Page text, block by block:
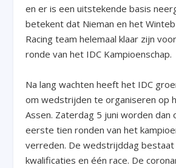
en er is een uitstekende basis
betekent dat Nieman en het Winteb
Racing team helemaal klaar zijn
ronde van het IDC Kampioenschap.
Na lang wachten heeft het IDC
om wedstrijden te organiseren op
Assen. Zaterdag 5 juni worden dan
eerste tien ronden van het
verreden. De wedstrijddag
kwalificaties en één race. De